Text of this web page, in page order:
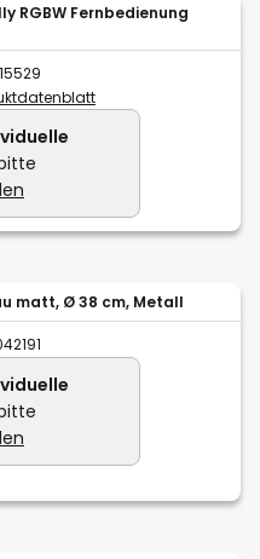
RGBW Fernbedienung
matt, Ø 38 cm, Metall